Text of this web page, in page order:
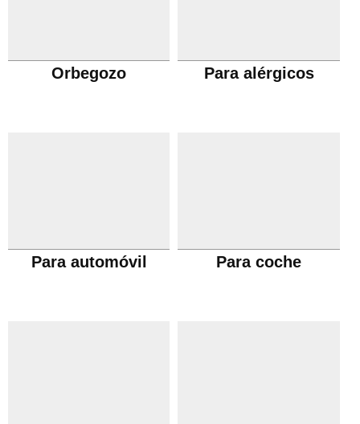
Orbegozo Para alérgicos
Para automóvil Para coche